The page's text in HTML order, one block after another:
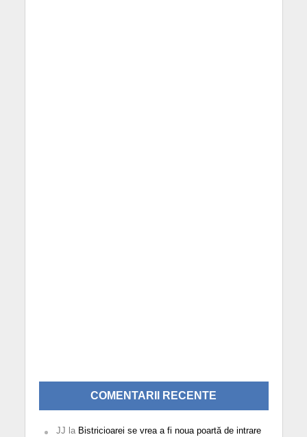
COMENTARII RECENTE
JJ la Bistricioarei se vrea a fi noua poartă de intrare